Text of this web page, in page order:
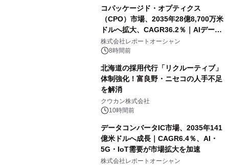
コパッケージド・オプティクス
（CPO）市場、2035年28億8,700万米
ドルへ拡大、CAGR36.2％｜AIデータ
センター・高速光通信需要が成長を加
速
株式会社レポートオーシャン
8時間前
北海道の採用代行「リクルーティブ」
体制強化！富良野・ニセコの人手不足
を解消
クウカン株式会社
10時間前
データコンバータIC市場、2035年141
億米ドルへ成長｜CAGR6.4％、AI・
5G・IoT需要が市場拡大を加速
株式会社レポートオーシャン